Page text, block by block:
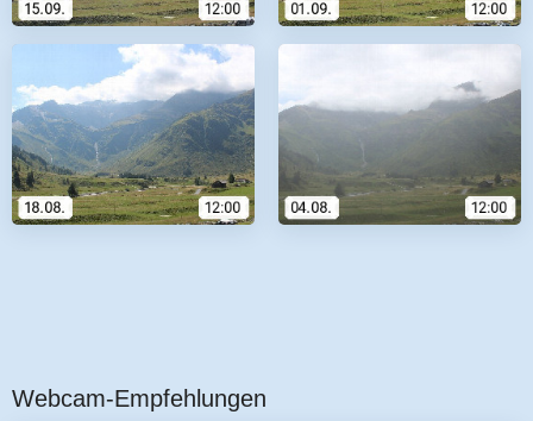
Webcam-Empfehlungen